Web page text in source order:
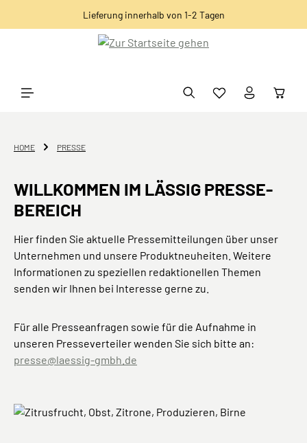
Lieferung innerhalb von 1-2 Tagen
HOME PRESSE
WILLKOMMEN IM LÄSSIG PRESSE-
BEREICH
Hier finden Sie aktuelle Pressemitteilungen über unser
Unternehmen und unsere Produktneuheiten. Weitere
Informationen zu speziellen redaktionellen Themen
senden wir Ihnen bei Interesse gerne zu.
Für alle Presseanfragen sowie für die Aufnahme in
unseren Presseverteiler wenden Sie sich bitte an:
presse@laessig-gmbh.de